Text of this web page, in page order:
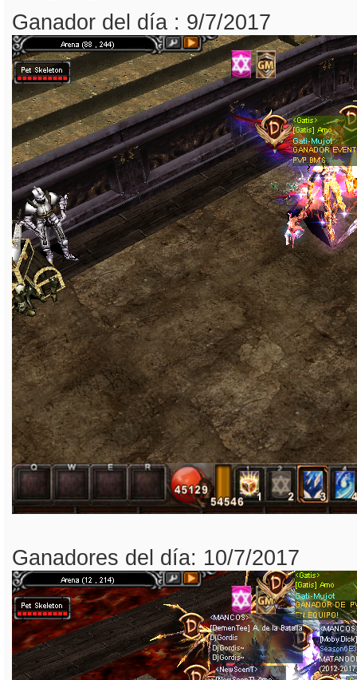
Ganador del día : 9/7/2017
Ganadores del día: 10/7/2017